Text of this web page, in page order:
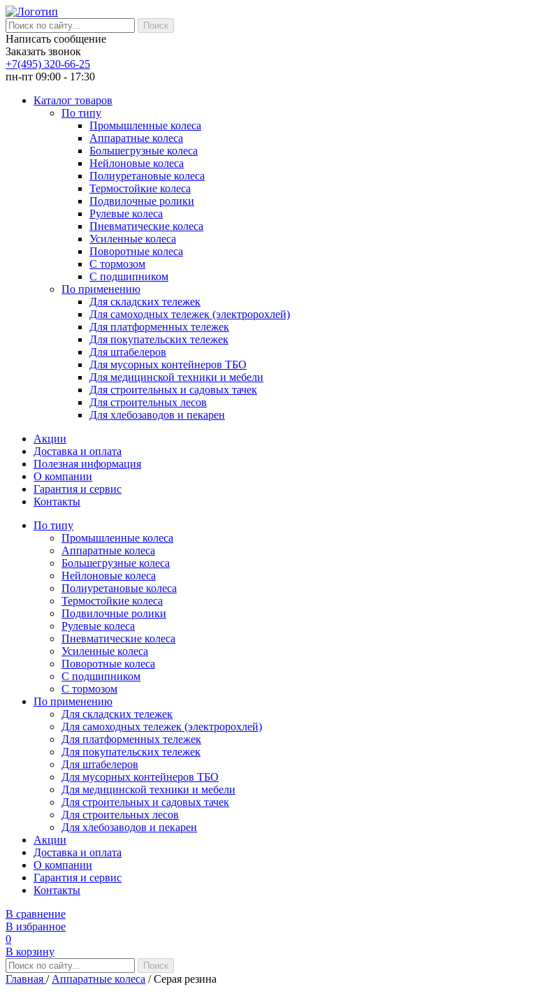
Написать сообщение
Заказать звонок
+7(495) 320-66-25
пн-пт 09:00 - 17:30
Каталог товаров
По типу
Промышленные колеса
Аппаратные колеса
Большегрузные колеса
Нейлоновые колеса
Полиуретановые колеса
Термостойкие колеса
Подвилочные ролики
Рулевые колеса
Пневматические колеса
Усиленные колеса
Поворотные колеса
С тормозом
С подшипником
По применению
Для складских тележек
Для самоходных тележек (электророхлей)
Для платформенных тележек
Для покупательских тележек
Для штабелеров
Для мусорных контейнеров ТБО
Для медицинской техники и мебели
Для строительных и садовых тачек
Для строительных лесов
Для хлебозаводов и пекарен
Акции
Доставка и оплата
Полезная информация
О компании
Гарантия и сервис
Контакты
По типу
Промышленные колеса
Аппаратные колеса
Большегрузные колеса
Нейлоновые колеса
Полиуретановые колеса
Термостойкие колеса
Подвилочные ролики
Рулевые колеса
Пневматические колеса
Усиленные колеса
Поворотные колеса
С подшипником
С тормозом
По применению
Для складских тележек
Для самоходных тележек (электророхлей)
Для платформенных тележек
Для покупательских тележек
Для штабелеров
Для мусорных контейнеров ТБО
Для медицинской техники и мебели
Для строительных и садовых тачек
Для строительных лесов
Для хлебозаводов и пекарен
Акции
Доставка и оплата
О компании
Гарантия и сервис
Контакты
В сравнение
В избранное
0
В корзину
Главная / Аппаратные колеса / Серая резина